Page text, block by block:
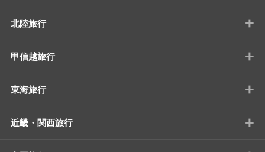
北陸旅行 +
甲信越旅行 +
東海旅行 +
近畿・関西旅行 +